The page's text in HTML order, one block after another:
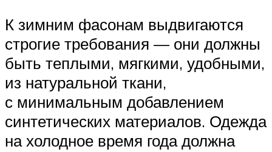
К зимним фасонам выдвигаются
строгие требования — они должны
быть теплыми, мягкими, удобными,
из натуральной ткани,
с минимальным добавлением
синтетических материалов. Одежда
на холодное время года должна